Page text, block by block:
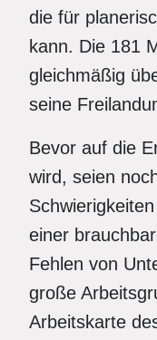
die für
kann. Die 181
gleichmäßig
seine
Bevor auf die
wird, seien
einer
Fehlen von
große
Arbeitskarte